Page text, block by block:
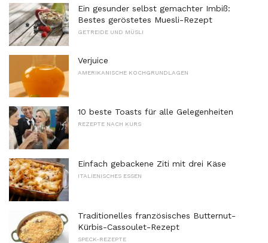
Ein gesunder selbst gemachter Imbiß:
Bestes geröstetes Muesli-Rezept
GETREIDE UND MÜSLI
Verjuice
AMERIKANISCHE KOCHGRUNDLAGEN
10 beste Toasts für alle Gelegenheiten
REZEPTE NACH KURS
Einfach gebackene Ziti mit drei Käse
ITALIENISCHES ESSEN
Traditionelles französisches Butternut-
Kürbis-Cassoulet-Rezept
SPECK-REZEPTE